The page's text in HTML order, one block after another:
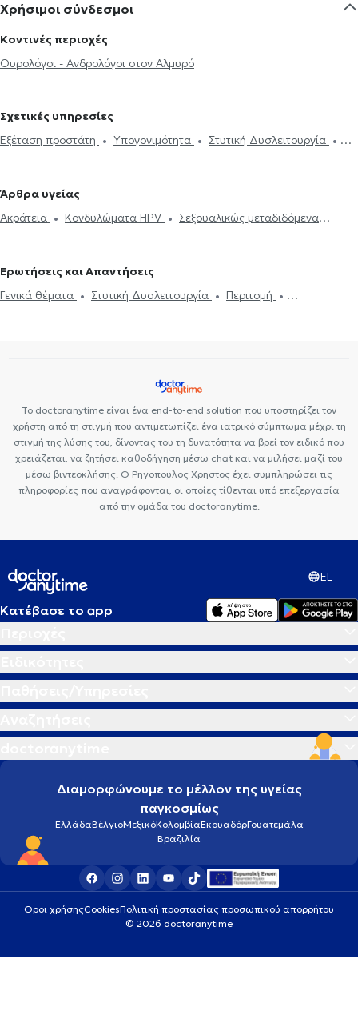
Χρήσιμοι σύνδεσμοι
Κοντινές περιοχές
Ουρολόγοι - Ανδρολόγοι στον Αλμυρό
Σχετικές υπηρεσίες
Εξέταση προστάτη
Υπογονιμότητα
Στυτική Δυσλειτουργία
έλεγχος
Υδροκήλη
προστάτη
Σπερμοδιάγραμμα
Πέτρα στα νεφρά
Άρθρα υγείας
Ακράτεια
Κονδυλώματα HPV
Σεξουαλικώς μεταδιδόμενα
Ερωτήσεις και Απαντήσεις
Γενικά θέματα
Στυτική Δυσλειτουργία
Περιτομή
Προστατίτιδα
Σεξουαλικώς μεταδιδόμενα νοσήματα (ΣΜΝ)
Νεφρική ανεπάρκεια
Σπερμοδιάγραμμα
Το doctoranytime είναι ένα end-to-end solution που υποστηρίζει τον
χρήστη από τη στιγμή που αντιμετωπίζει ένα ιατρικό σύμπτωμα μέχρι τη
στιγμή της λύσης του, δίνοντας του τη δυνατότητα να βρεί τον ειδικό που
χρειάζεται, να ζητήσει καθοδήγηση μέσω chat και να μιλήσει μαζί του
μέσω βιντεοκλήσης. Ο Ρηγοπουλος Χρηστος έχει συμπληρώσει τις
πληροφορίες που αναγράφονται, οι οποίες τίθενται υπό επεξεργασία
από την ομάδα του doctoranytime.
EL
Κατέβασε το app
Διαμορφώνουμε το μέλλον της υγείας
παγκοσμίως
ΕλλάδαΒέλγιοΜεξικόΚολομβίαΕκουαδόρΓουατεμάλα
Βραζιλία
Οροι χρήσηςCookiesΠολιτική προστασίας προσωπικού απορρήτου
© 2026 doctoranytime